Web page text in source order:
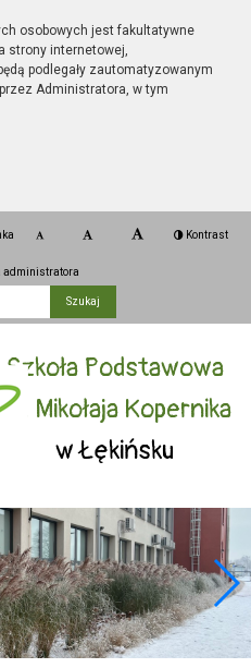
osobowych jest fakultatywne
strony internetowej,
podlegały zautomatyzowanym
Administratora, w tym
Kontrast
administratora
Szkoła Podstawowa
Mikołaja Kopernika
w Łękińsku